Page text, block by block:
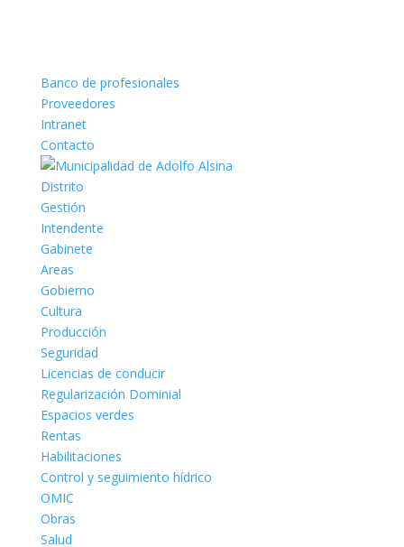
Banco de profesionales
Proveedores
Intranet
Contacto
Distrito
Gestión
Intendente
Gabinete
Areas
Gobierno
Cultura
Producción
Seguridad
Licencias de conducir
Regularización Dominial
Espacios verdes
Rentas
Habilitaciones
Control y seguimiento hídrico
OMIC
Obras
Salud